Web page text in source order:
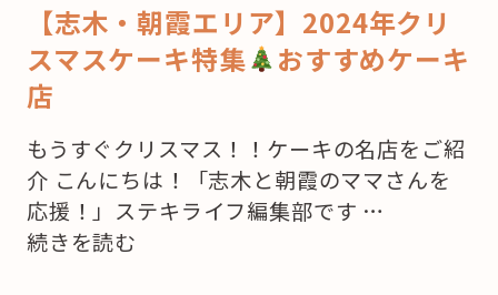
【志木・朝霞エリア】2024年クリ
スマスケーキ特集
おすすめケーキ
店
もうすぐクリスマス！！ケーキの名店をご紹
介 こんにちは！「志木と朝霞のママさんを
応援！」ステキライフ編集部です …
“【志
続きを読む